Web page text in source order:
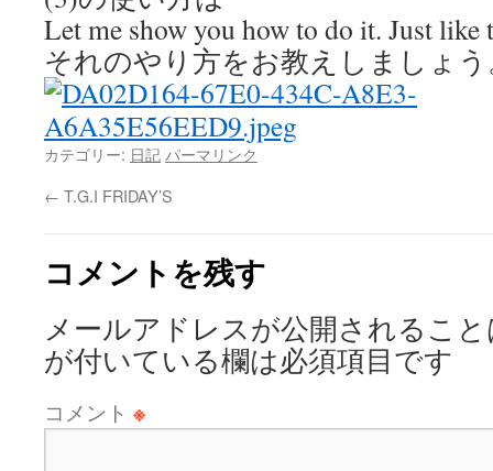
Let me show you how to do it. Just like
それのやり方をお教えしましょ
カテゴリー: 日記 パーマリンク
← T.G.I FRIDAY’S
コメントを残す
メールアドレスが公開されるこ
が付いている欄は必須項目です
コメント ※